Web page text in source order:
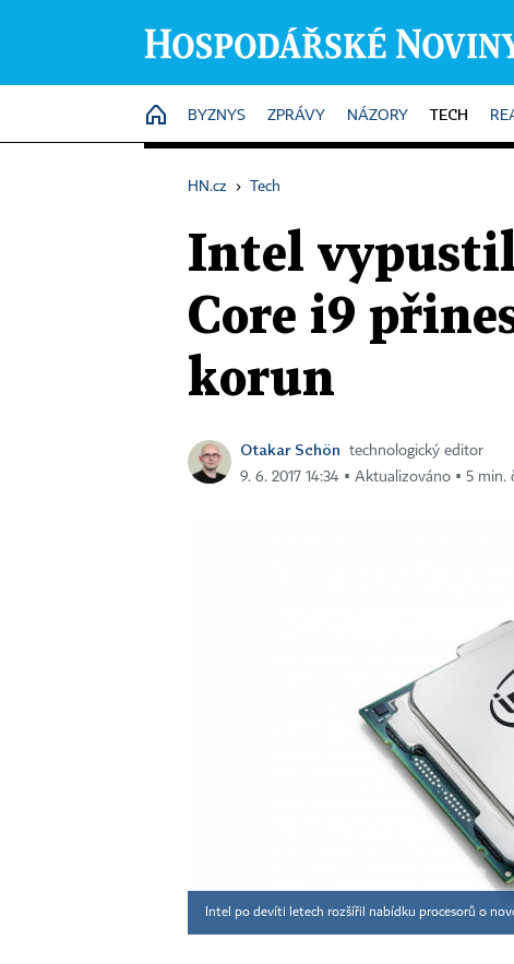
HOME
BYZNYS ZPRÁVY NÁZORY TECH
HN.cz › Tech
Intel vypustil
Core i9
korun
Otakar Schön
technologický editor
9. 6. 2017 14:34 ▪ Aktualizováno ▪ 5 min.
Intel po devíti letech rozšířil nabídku procesorů o